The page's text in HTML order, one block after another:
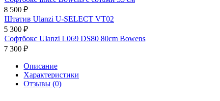
8 500 ₽
Штатив Ulanzi U-SELECT VT02
5 300 ₽
Софтбокс Ulanzi L069 DS80 80cm Bowens
7 300 ₽
Описание
Характеристики
Отзывы (0)